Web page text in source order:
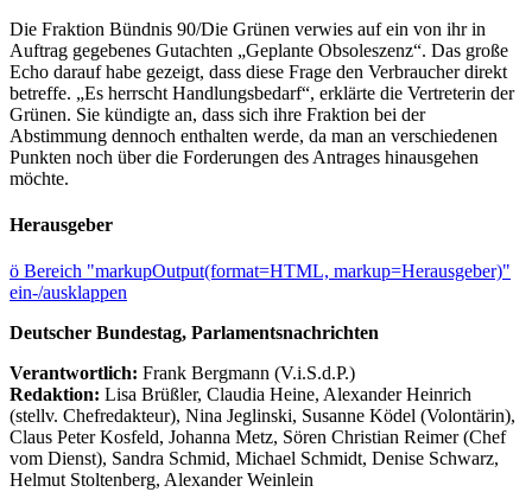
Die Fraktion Bündnis 90/Die Grünen verwies auf ein von ihr in
Auftrag gegebenes Gutachten „Geplante Obsoleszenz“. Das große
Echo darauf habe gezeigt, dass diese Frage den Verbraucher direkt
betreffe. „Es herrscht Handlungsbedarf“, erklärte die Vertreterin der
Grünen. Sie kündigte an, dass sich ihre Fraktion bei der
Abstimmung dennoch enthalten werde, da man an verschiedenen
Punkten noch über die Forderungen des Antrages hinausgehen
möchte.
Herausgeber
ö Bereich "markupOutput(format=HTML, markup=Herausgeber)"
ein-/ausklappen
Deutscher Bundestag, Parlamentsnachrichten
Verantwortlich: Frank Bergmann (V.i.S.d.P.)
Redaktion: Lisa Brüßler, Claudia Heine, Alexander Heinrich
(stellv. Chefredakteur), Nina Jeglinski, Susanne Ködel (Volontärin),
Claus Peter Kosfeld, Johanna Metz, Sören Christian Reimer (Chef
vom Dienst), Sandra Schmid, Michael Schmidt, Denise Schwarz,
Helmut Stoltenberg, Alexander Weinlein